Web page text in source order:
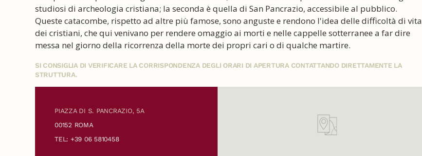
studiosi di archeologia cristiana; la seconda è quella di San Pancrazio, accessibile al pubblico.
Queste catacombe, rispetto ad altre più famose, sono anguste e rendono l'idea delle difficoltà di vita
dei cristiani, che qui venivano per rendere omaggio ai morti e nelle cappelle sotterranee a far dire
messa nel giorno della ricorrenza della morte dei propri cari o di qualche martire.
SI CONSIGLIA DI VERIFICARE LA CORRISPONDENZA DEGLI ORARI DI APERTURA CONTATTANDO DIRETTAMENTE LA
STRUTTURA.
PIAZZA DI S. PANCRAZIO, 5A
00152 ROMA
TEL: +39 06 5810458